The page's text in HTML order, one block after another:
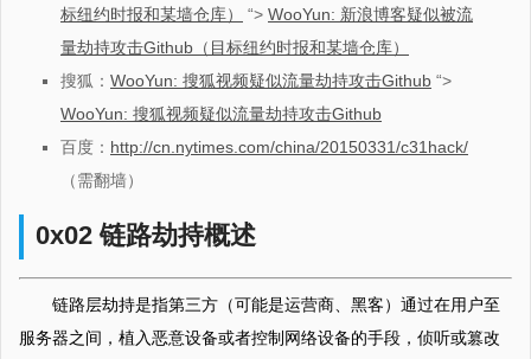
标纽约时报和某墙仓库）
“> WooYun: 新浪博客疑似被流
量劫持攻击Github（目标纽约时报和某墙仓库）
搜狐： WooYun: 搜狐视频疑似流量劫持攻击Github “>
WooYun: 搜狐视频疑似流量劫持攻击Github
百度： http://cn.nytimes.com/china/20150331/c31hack/
（需翻墙）
0x02 链路劫持概述
链路层劫持是指第三方（可能是运营商、黑客）通过在用户至
服务器之间，植入恶意设备或者控制网络设备的手段，侦听或篡改